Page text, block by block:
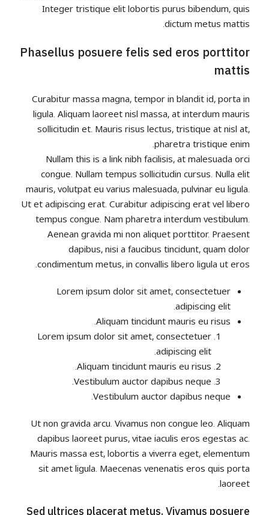
Integer tristique elit lobortis purus bibendum, quis
dictum metus mattis.
Phasellus posuere felis sed eros porttitor
mattis
Curabitur massa magna, tempor in blandit id, porta in
ligula. Aliquam laoreet nisl massa, at interdum mauris
sollicitudin et. Mauris risus lectus, tristique at nisl at,
pharetra tristique enim.
Nullam this is a link nibh facilisis, at malesuada orci
congue. Nullam tempus sollicitudin cursus. Nulla elit
mauris, volutpat eu varius malesuada, pulvinar eu ligula.
Ut et adipiscing erat. Curabitur adipiscing erat vel libero
tempus congue. Nam pharetra interdum vestibulum.
Aenean gravida mi non aliquet porttitor. Praesent
dapibus, nisi a faucibus tincidunt, quam dolor
condimentum metus, in convallis libero ligula ut eros.
Lorem ipsum dolor sit amet, consectetuer
adipiscing elit.
Aliquam tincidunt mauris eu risus.
Lorem ipsum dolor sit amet, consectetuer
adipiscing elit.
Aliquam tincidunt mauris eu risus.
Vestibulum auctor dapibus neque.
Vestibulum auctor dapibus neque.
Ut non gravida arcu. Vivamus non congue leo. Aliquam
dapibus laoreet purus, vitae iaculis eros egestas ac.
Mauris massa est, lobortis a viverra eget, elementum
sit amet ligula. Maecenas venenatis eros quis porta
laoreet.
Sed ultrices placerat metus. Vivamus posuere